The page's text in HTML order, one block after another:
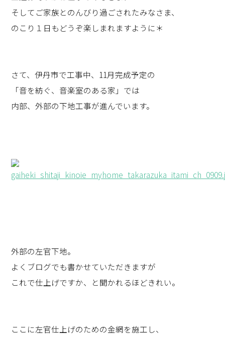
そしてご家族とのんびり過ごされたみなさま、
のこり１日もどうぞ楽しまれますように＊
さて、伊丹市で工事中、11月完成予定の
「音を紡ぐ、音楽室のある家」では
内部、外部の下地工事が進んでいます。
外部の左官下地。
よくブログでも書かせていただきますが
これで仕上げですか、と聞かれるほどきれい。
ここに左官仕上げのための金網を施工し、